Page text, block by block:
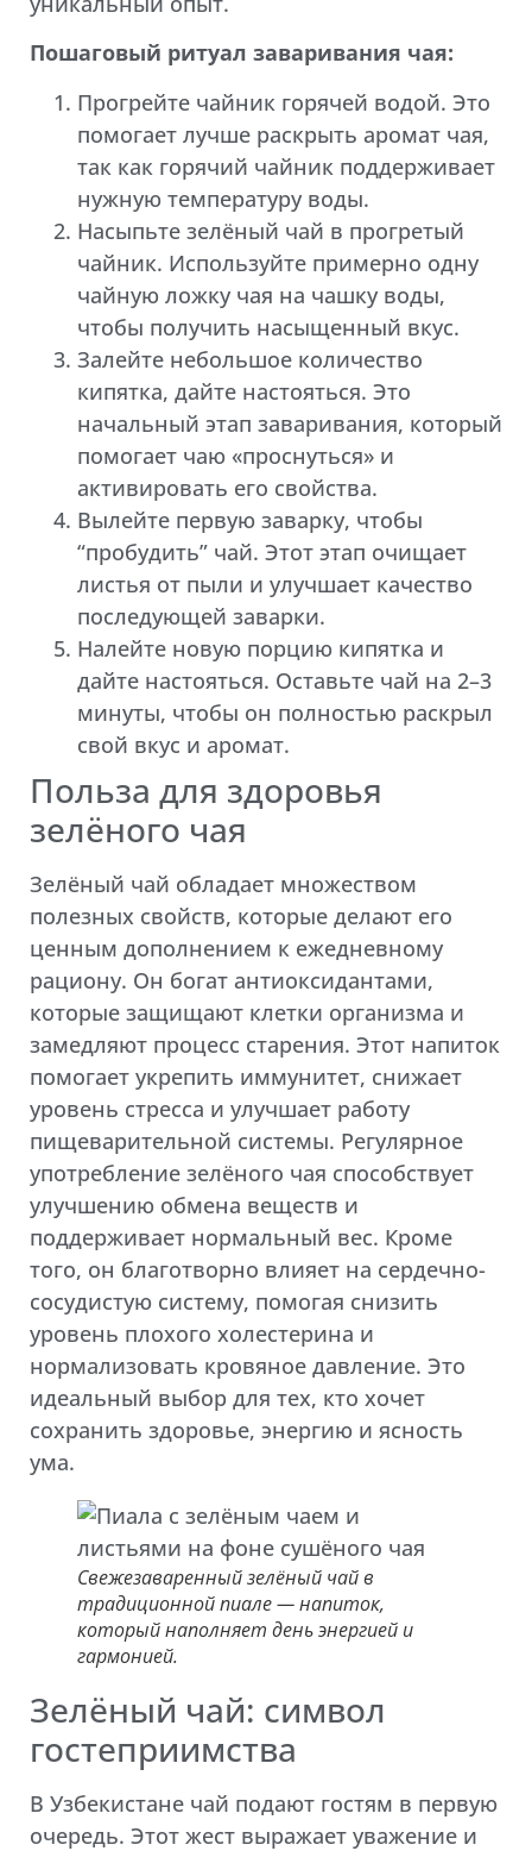
Пошаговый ритуал заваривания чая:
Прогрейте чайник горячей водой. Это
помогает лучше раскрыть аромат чая,
так как горячий чайник поддерживает
нужную температуру воды.
Насыпьте зелёный чай в прогретый
чайник. Используйте примерно одну
чайную ложку чая на чашку воды,
чтобы получить насыщенный вкус.
Залейте небольшое количество
кипятка, дайте настояться. Это
начальный этап заваривания, который
помогает чаю «проснуться» и
активировать его свойства.
Вылейте первую заварку, чтобы
“пробудить” чай. Этот этап очищает
листья от пыли и улучшает качество
последующей заварки.
Налейте новую порцию кипятка и
дайте настояться. Оставьте чай на 2–3
минуты, чтобы он полностью раскрыл
свой вкус и аромат.
Польза для здоровья
зелёного чая
Зелёный чай обладает множеством
полезных свойств, которые делают его
ценным дополнением к ежедневному
рациону. Он богат антиоксидантами,
которые защищают клетки организма и
замедляют процесс старения. Этот напиток
помогает укрепить иммунитет, снижает
уровень стресса и улучшает работу
пищеварительной системы. Регулярное
употребление зелёного чая способствует
улучшению обмена веществ и
поддерживает нормальный вес. Кроме
того, он благотворно влияет на сердечно-
сосудистую систему, помогая снизить
уровень плохого холестерина и
нормализовать кровяное давление. Это
идеальный выбор для тех, кто хочет
сохранить здоровье, энергию и ясность
ума.
Свежезаваренный зелёный чай в
традиционной пиале — напиток,
который наполняет день энергией и
гармонией.
Зелёный чай: символ
гостеприимства
В Узбекистане чай подают гостям в первую
очередь. Этот жест выражает уважение и